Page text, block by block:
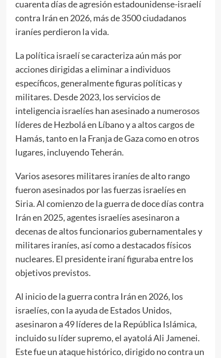
cuarenta días de agresión estadounidense-israelí
contra Irán en 2026, más de 3500 ciudadanos
iraníes perdieron la vida.
La política israelí se caracteriza aún más por
acciones dirigidas a eliminar a individuos
específicos, generalmente figuras políticas y
militares. Desde 2023, los servicios de
inteligencia israelíes han asesinado a numerosos
líderes de Hezbolá en Líbano y a altos cargos de
Hamás, tanto en la Franja de Gaza como en otros
lugares, incluyendo Teherán.
Varios asesores militares iraníes de alto rango
fueron asesinados por las fuerzas israelíes en
Siria. Al comienzo de la guerra de doce días contra
Irán en 2025, agentes israelíes asesinaron a
decenas de altos funcionarios gubernamentales y
militares iraníes, así como a destacados físicos
nucleares. El presidente iraní figuraba entre los
objetivos previstos.
Al inicio de la guerra contra Irán en 2026, los
israelíes, con la ayuda de Estados Unidos,
asesinaron a 49 líderes de la República Islámica,
incluido su líder supremo, el ayatolá Ali Jamenei.
Este fue un ataque histórico, dirigido no contra un